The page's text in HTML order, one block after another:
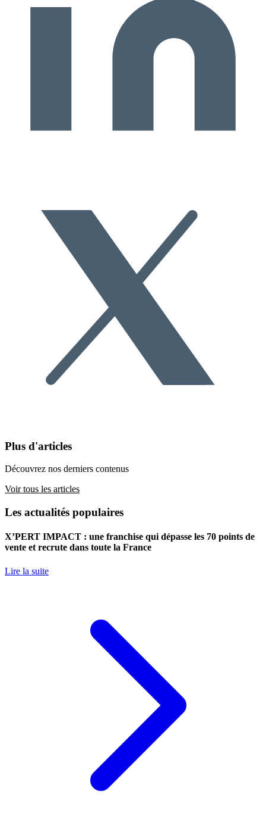
Plus d'articles
Découvrez nos derniers contenus
Voir tous les articles
Les actualités populaires
X’PERT IMPACT : une franchise qui dépasse les 70 points de
vente et recrute dans toute la France
Lire la suite